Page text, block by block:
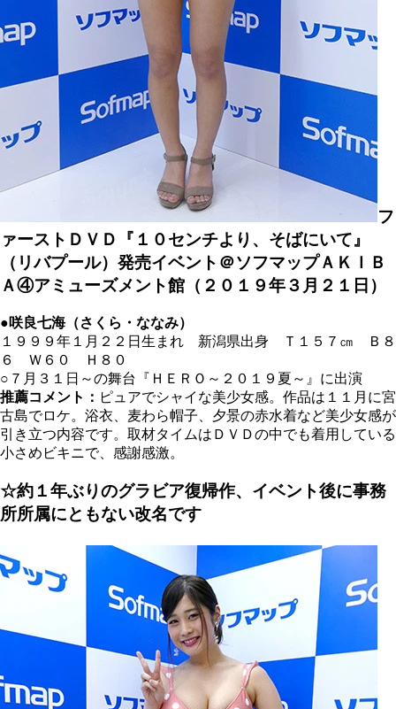
フ
ァーストＤＶＤ『１０センチより、そばにいて』
（リバプール）発売イベント＠ソフマップＡＫＩＢ
Ａ④アミューズメント館（２０１９年３月２１日）
●咲良七海（さくら・ななみ）
１９９９年１月２２日生まれ 新潟県出身 Ｔ１５７ ㎝ Ｂ８
６ Ｗ６０ Ｈ８０
○７月３１日～の舞台『ＨＥＲＯ～２０１９夏～』に出演
推薦コメント： ピュアでシャイな美少女感。作品は１１月に宮
古島でロケ。浴衣、麦わら帽子、夕景の赤水着など美少女感が
引き立つ内容です。取材タイムはＤＶＤの中でも着用している
小さめビキニで、感謝感激。
☆約１年ぶりのグラビア復帰作、イベント後に事務
所所属にともない改名です